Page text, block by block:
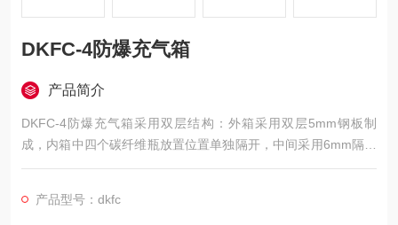
DKFC-4防爆充气箱
产品简介
DKFC-4防爆充气箱采用双层结构：外箱采用双层5mm钢板制
成，内箱中四个碳纤维瓶放置位置单独隔开，中间采用6mm隔板
分隔，前侧采用3mm钢板。
产品型号：dkfc